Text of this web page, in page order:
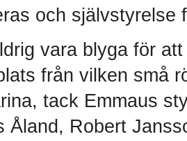
och självstyrelse
vara blyga för
från vilken små
tack Emmaus
Åland, Robert